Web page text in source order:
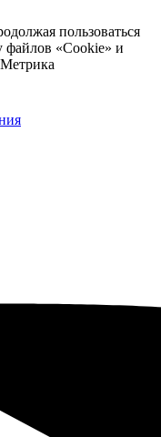
пользоваться
файлов «Cookie» и